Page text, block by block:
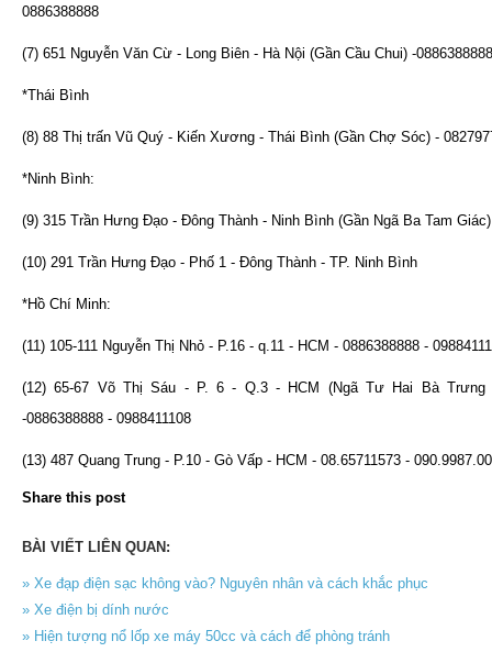
0886388888
(7) 651 Nguyễn Văn Cừ - Long Biên - Hà Nội (Gần Cầu Chui) -
*Thái Bình
(8) 88 Thị trấn Vũ Quý - Kiến Xương - Thái Bình (Gần Chợ Sóc) -
*Ninh Bình:
(9) 315 Trần Hưng Đạo - Đông Thành - Ninh Bình (Gần Ngã Ba Tam
(10) 291 Trần Hưng Đạo - Phố 1 - Đông Thành - TP. Ninh Bình
*Hồ Chí Minh:
(11) 105-111 Nguyễn Thị Nhỏ - P.16 - q.11 - HCM - 0886388888 -
(12) 65-67 Võ Thị Sáu - P. 6 - Q.3 - HCM (Ngã Tư Hai Bà Trưng
-0886388888 - 0988411108
(13) 487 Quang Trung - P.10 - Gò Vấp - HCM - 08.65711573 -
Share this post
BÀI VIẾT LIÊN QUAN:
» Xe đạp điện sạc không vào? Nguyên nhân và cách khắc phục
» Xe điện bị dính nước
» Hiện tượng nổ lốp xe máy 50cc và cách để phòng tránh